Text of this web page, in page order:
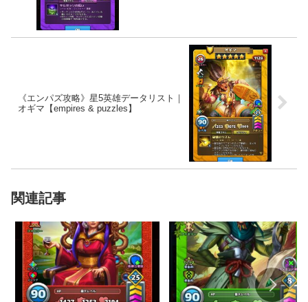
《エンパズ攻略》星5英雄データリスト｜
オギマ【empires & puzzles】
関連記事